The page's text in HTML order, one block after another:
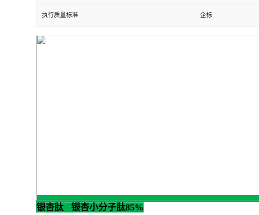
执行质量标准 企标
银杏肽 银杏小分子肽85%